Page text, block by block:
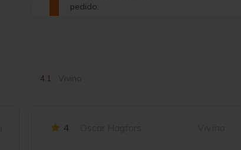
pedido.
4.1 Vivino
4